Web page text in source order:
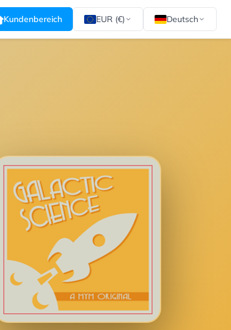
Kundenbereich EUR (€) Deutsch